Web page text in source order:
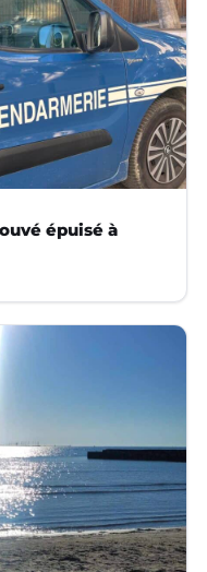
épuisé à